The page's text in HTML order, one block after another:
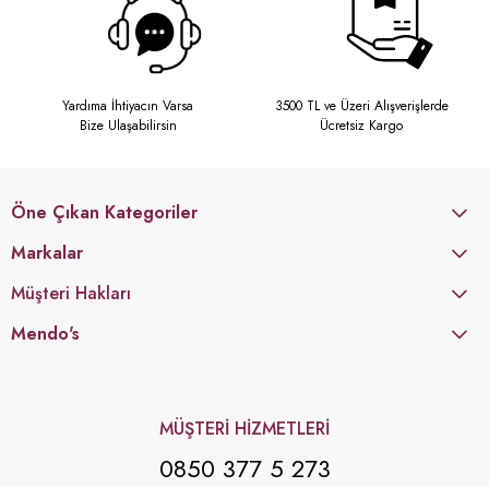
Yardıma İhtiyacın Varsa
Bize Ulaşabilirsin
3500 TL ve Üzeri Alışverişlerde
Ücretsiz Kargo
Öne Çıkan Kategoriler
Markalar
Müşteri Hakları
Mendo's
MÜŞTERİ HİZMETLERİ
0850 377 5 273